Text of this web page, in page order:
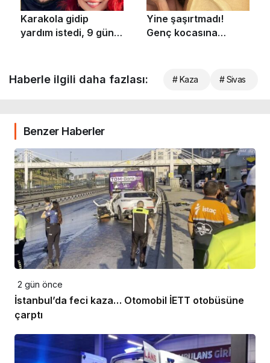
Haberle ilgili daha fazlası: # Kaza # Sivas
Benzer Haberler
2 gün önce
İstanbul’da feci kaza… Otomobil İETT otobüsüne
çarptı